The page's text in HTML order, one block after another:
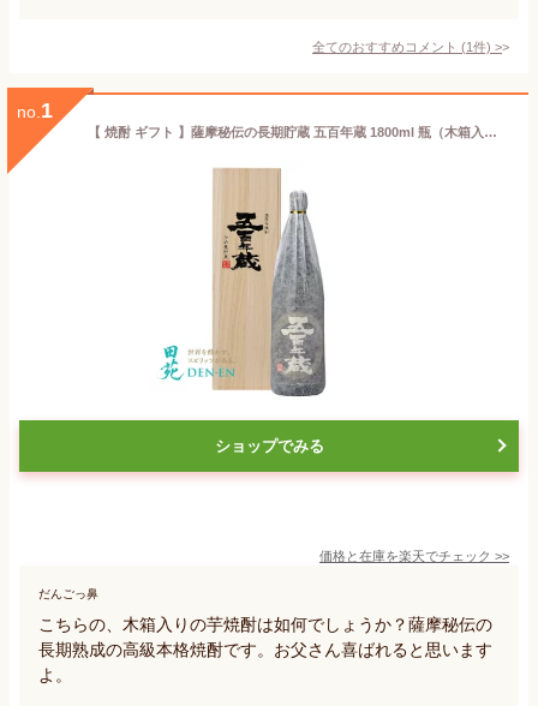
全てのおすすめコメント (1件) >
no. 1
【 焼酎 ギフト 】薩摩秘伝の長期貯蔵 五百年蔵 1800ml 瓶（木箱入） 本格焼酎 いも焼酎 贈答 鹿児島 父の日 御祝 昇進祝 〈焼酎6035〉
ショップでみる
価格と在庫を楽天でチェック >>
だんごっ鼻
こちらの、木箱入りの芋焼酎は如何でしょうか？薩摩秘伝の
長期熟成の高級本格焼酎です。お父さん喜ばれると思います
よ。